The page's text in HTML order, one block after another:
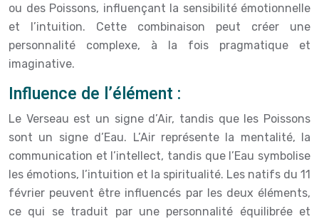
ou des Poissons, influençant la sensibilité émotionnelle
et l’intuition. Cette combinaison peut créer une
personnalité complexe, à la fois pragmatique et
imaginative.
Influence de l’élément :
Le Verseau est un signe d’Air, tandis que les Poissons
sont un signe d’Eau. L’Air représente la mentalité, la
communication et l’intellect, tandis que l’Eau symbolise
les émotions, l’intuition et la spiritualité. Les natifs du 11
février peuvent être influencés par les deux éléments,
ce qui se traduit par une personnalité équilibrée et